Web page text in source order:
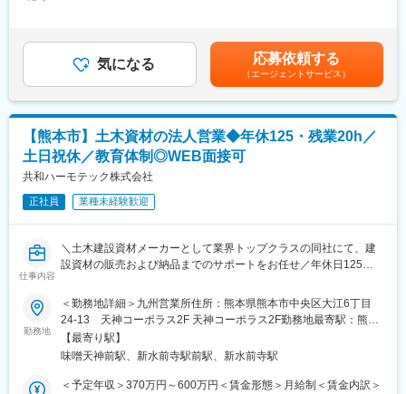
の礎を築いています。「社会に貢献」「会社の発展」「社員の成
長」の経営理念に基づき、良質な製品、サービスを幅広く社会に
提供することを使命とし、より高度な社会システム実現の一翼を
担い、社会のよりよい発展に貢献できる企業グループを目指して
います。また、職人の方々が建設現場等で使用する「プロユー
ス」の製品や、一般家庭で使用される「パーソナルユース」の製
品、両方のニーズに対応する製品を提供しています。
■当ポジションの採用ホームページ（ぜひ御覧ください）
https://en-gage.net/alinco_oct/
・電通など広告代理店との折衝、戦略立案・効果検証
・会員様向け情報誌の企画・編集、ストーリー作り
り経験しながら、商品企画・マーケティング・プロモーションを
段階的に学んでいただきます。未経験でも、柔軟な思考と学ぶ姿
勢があれば丁寧に育成していく方針です。
■ゆくゆくお任せする業務
慣れてきた段階では、年間のプロモーション戦略立案から新商品
企画の主担当、事業全体の戦略を担うポジションをお任せしま
す。最終的には代表の右腕として、売上・ブランド・組織づくり
まで含めた事業承継の中心人物として活躍いただくことを期待し
ています。
にしていきます。「失敗しても果敢にチャレンジしたい」という
方は大歓迎です。
■組織体制
名）で、自分の意見やアイデアがダイレクトに事業に反映される
給(月額)は固定手当を含めた表記です。
気になる 応募依頼する
（エージェントサービス）
【熊本市】土木資材の法人営業◆年休125・残業20h／
土日祝休／教育体制◎WEB面接可
共和ハーモテック株式会社
正社員 業種未経験歓迎
仕事内容
＼土木建設資材メーカーとして業界トップクラスの同社にて、建
設資材の販売および納品までのサポートをお任せ／年休日125日
◎自然環境保全に特化した老舗メーカー！
◎従業員約80名以上。全国展開の営業・製造拠点あり！
◎20年以上連続黒字！公共事業が売上の約9割で安定性抜群！
◎「かご工法」など独自技術で防災・都市景観事業に貢献！
◎IoT・AIを活用した自社開発の生産システムで技術革新を推進！
勤務地
＜勤務地詳細＞九州営業所住所：熊本県熊本市中央区大江6丁目
24-13 天神コーポラス2F 天神コーポラス2F勤務地最寄駅：熊本
市交通局 熊本市電健軍線／味噌天神前駅受動喫煙対策：屋内全面
禁煙変更の範囲：会社の定める事業所
【最寄り駅】
味噌天神前駅、新水前寺駅前駅、新水前寺駅
＜予定年収＞370万円～600万円＜賃金形態＞月給制＜賃金内訳＞